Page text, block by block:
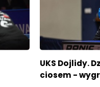
UKS Dojlidy.
ciosem -